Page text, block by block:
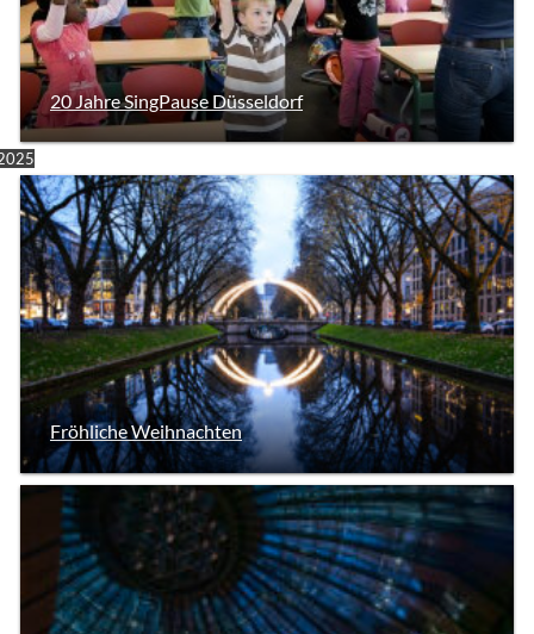
20 Jahre SingPause Düsseldorf
Fröhliche Weihnachten